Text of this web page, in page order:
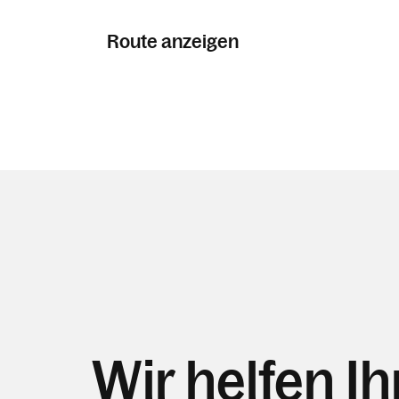
Route anzeigen
Wir helfen